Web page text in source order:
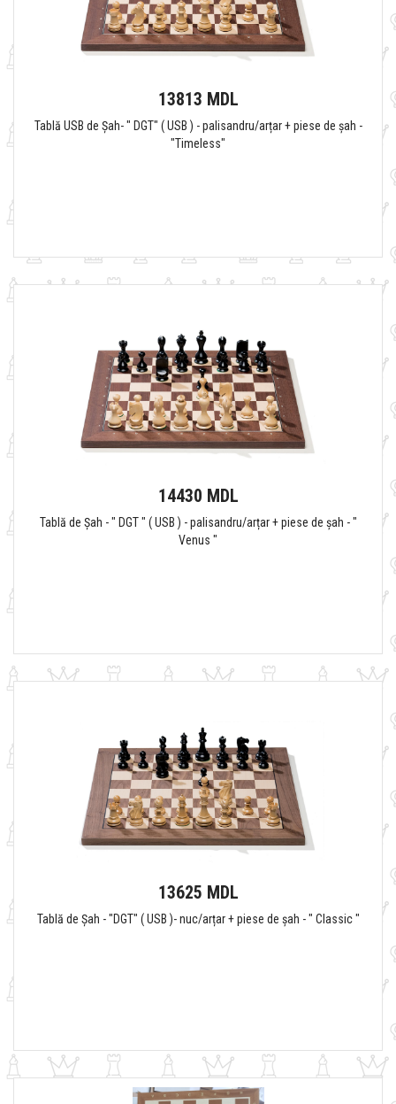
13813 MDL
Tablă USB de Șah- " DGT" ( USB ) - palisandru/arțar + piese de șah -
"Timeless"
14430 MDL
Tablă de Șah - " DGT " ( USB ) - palisandru/arțar + piese de șah - "
Venus "
13625 MDL
Tablă de Șah - "DGT" ( USB )- nuc/arțar + piese de șah - " Classic "